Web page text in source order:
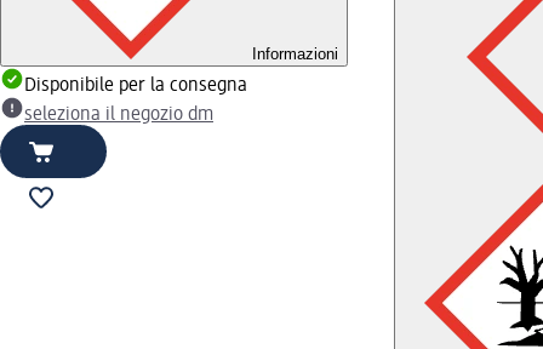
Informazioni
Disponibile per la consegna
seleziona il negozio dm